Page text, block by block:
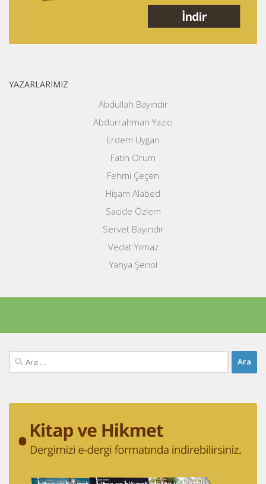
YAZARLARIMIZ
Abdullah Bayındır
Abdurrahman Yazıcı
Erdem Uygan
Fatih Orum
Fehmi Çeçen
Hişam Alabed
Sacide Özlem
Servet Bayındır
Vedat Yılmaz
Yahya Şenol
Arama: